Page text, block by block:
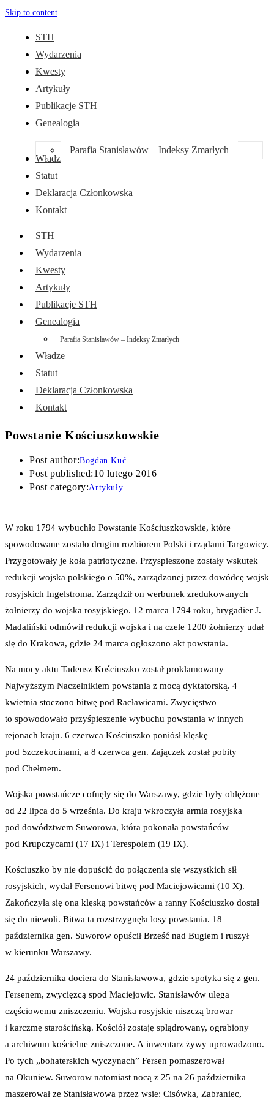
Skip to content
STH
Wydarzenia
Kwesty
Artykuły
Publikacje STH
Genealogia
Parafia Stanisławów – Indeksy Zmarłych
Władze
Statut
Deklaracja Członkowska
Kontakt
STH
Wydarzenia
Kwesty
Artykuły
Publikacje STH
Genealogia
Parafia Stanisławów – Indeksy Zmarłych
Władze
Statut
Deklaracja Członkowska
Kontakt
Powstanie Kościuszkowskie
Post author:Bogdan Kuć
Post published:10 lutego 2016
Post category:Artykuły
W roku 1794 wybuchło Powstanie Kościuszkowskie, które
spowodowane zostało drugim rozbiorem Polski i rządami Targowicy.
Przygotowały je koła patriotyczne. Przyspieszone zostały wskutek
redukcji wojska polskiego o 50%, zarządzonej przez dowódcę wojsk
rosyjskich Ingelstroma. Zarządził on werbunek zredukowanych
żołnierzy do wojska rosyjskiego. 12 marca 1794 roku, brygadier J.
Madaliński odmówił redukcji wojska i na czele 1200 żołnierzy udał
się do Krakowa, gdzie 24 marca ogłoszono akt powstania.
Na mocy aktu Tadeusz Kościuszko został proklamowany
Najwyższym Naczelnikiem powstania z mocą dyktatorską. 4
kwietnia stoczono bitwę pod Racławicami. Zwycięstwo
to spowodowało przyśpieszenie wybuchu powstania w innych
rejonach kraju. 6 czerwca Kościuszko poniósł klęskę
pod Szczekocinami, a 8 czerwca gen. Zajączek został pobity
pod Chełmem.
Wojska powstańcze cofnęły się do Warszawy, gdzie były oblężone
od 22 lipca do 5 września. Do kraju wkroczyła armia rosyjska
pod dowództwem Suworowa, która pokonała powstańców
pod Krupczycami (17 IX) i Terespolem (19 IX).
Kościuszko by nie dopuścić do połączenia się wszystkich sił
rosyjskich, wydał Fersenowi bitwę pod Maciejowicami (10 X).
Zakończyła się ona klęską powstańców a ranny Kościuszko dostał
się do niewoli. Bitwa ta rozstrzygnęła losy powstania. 18
października gen. Suworow opuścił Brześć nad Bugiem i ruszył
w kierunku Warszawy.
24 października dociera do Stanisławowa, gdzie spotyka się z gen.
Fersenem, zwycięzcą spod Maciejowic. Stanisławów ulega
częściowemu zniszczeniu. Wojska rosyjskie niszczą browar
i karczmę starościńską. Kościół zostaję splądrowany, ograbiony
a archiwum kościelne zniszczone. A inwentarz żywy uprowadzono.
Po tych „bohaterskich wyczynach” Fersen pomaszerował
na Okuniew. Suworow natomiast nocą z 25 na 26 października
maszerował ze Stanisławowa przez wsie: Cisówka, Zabraniec,